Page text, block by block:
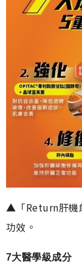
▲「Return肝機
功效。
7大醫學級成分